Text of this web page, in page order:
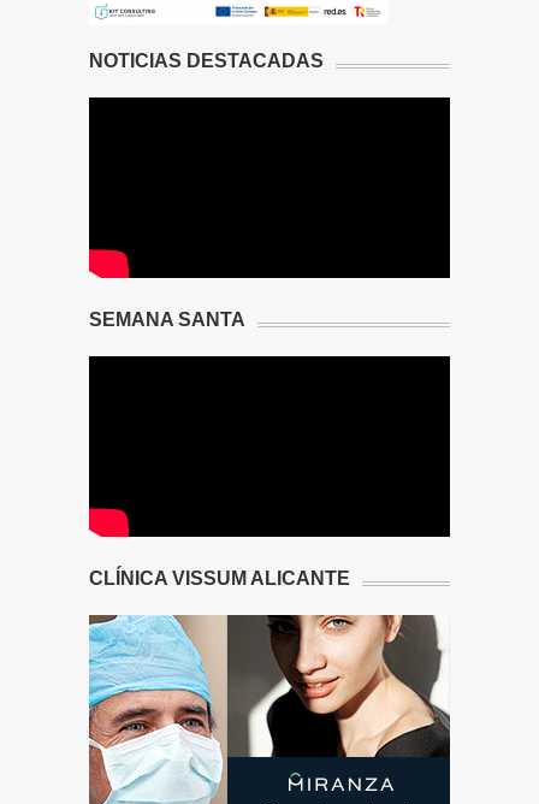
NOTICIAS DESTACADAS
SEMANA SANTA
CLÍNICA VISSUM ALICANTE